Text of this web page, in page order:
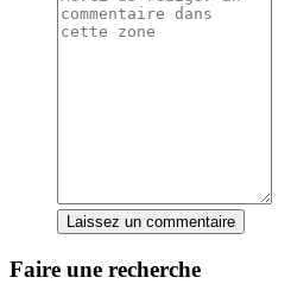
Laissez un commentaire
Faire une recherche